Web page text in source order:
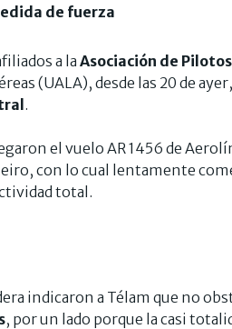
de fuerza
a la Asociación de
(UALA), desde las 20 de
.
el vuelo AR 1456 de
con lo cual lentamente
total.
indicaron a Télam que no
, por un lado porque la casi